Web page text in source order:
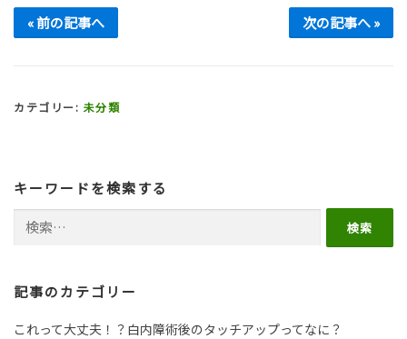
« 前の記事へ 次の記事へ »
カテゴリー: 未分類
キーワードを検索する
検索:
記事のカテゴリー
これって大丈夫！？白内障術後のタッチアップってなに？